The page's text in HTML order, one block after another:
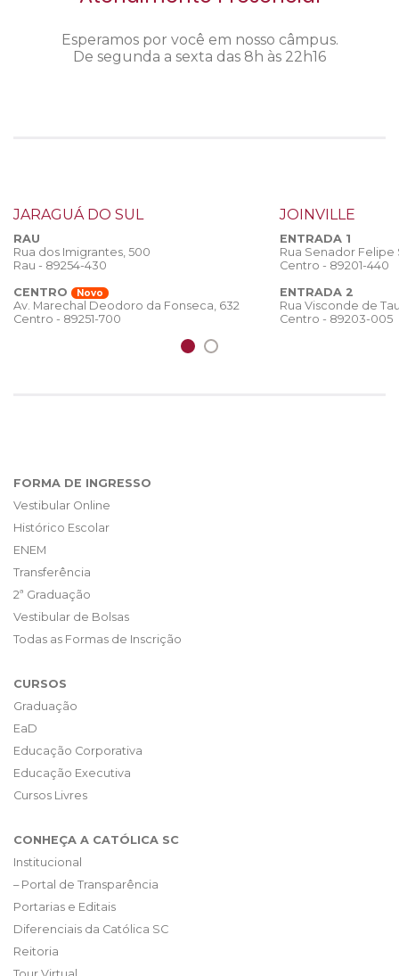
Esperamos por você em nosso câmpus.
De segunda a sexta das 8h às 22h16
JARAGUÁ DO SUL
RAU
Rua dos Imigrantes, 500
Rau - 89254-430
CENTRO
Novo
Av. Marechal Deodoro da Fonseca, 632
Centro - 89251-700
JOINVILLE
ENTRADA 1
Rua Senador
Centro - 89201-440
ENTRADA 2
Rua Visconde de
Centro - 89203-005
FORMA DE INGRESSO
Vestibular Online
Histórico Escolar
ENEM
Transferência
2ª Graduação
Vestibular de Bolsas
Todas as Formas de Inscrição
CURSOS
Graduação
EaD
Educação Corporativa
Educação Executiva
Cursos Livres
CONHEÇA A CATÓLICA SC
Institucional
– Portal de Transparência
Portarias e Editais
Diferenciais da Católica SC
Reitoria